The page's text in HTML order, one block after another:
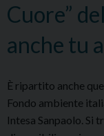
Cuore”
anche tu
È ripartito anche
Fondo ambiente
Intesa Sanpaolo.